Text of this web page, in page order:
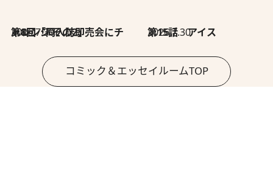
2026.7.30
第8回「同人誌即売会にチャレンジ その2」 2026.7.30
第15話 アイス
コミック＆エッセイルームTOP